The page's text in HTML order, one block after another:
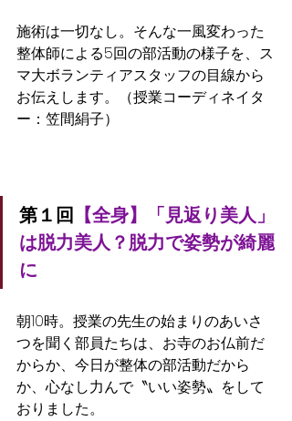
施術は一切なし。そんな一風変わった
整体師による5回の部活動の様子を、ス
マ大ボランティアスタッフの目線から
お伝えします。（授業コーディネイタ
ー：笠間絹子）
第１回 【全身】「見返り美人」
は脱力美人？脱力で姿勢が綺麗
に
朝10時。授業の先生の始まりのあいさ
つを聞く部員たちは、お寺のお仏前だ
からか、今日が整体の部活動だから
か、心なし力んで〝いい姿勢〟をして
おりました。